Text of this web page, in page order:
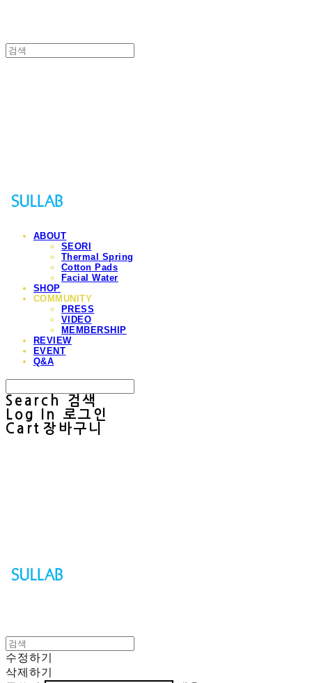
ABOUT
SEORI
Thermal Spring
Cotton Pads
Facial Water
SHOP
COMMUNITY
PRESS
VIDEO
MEMBERSHIP
REVIEW
EVENT
Q&A
Search
검색
Log In
로그인
Cart 장바구니
수정하기
삭제하기